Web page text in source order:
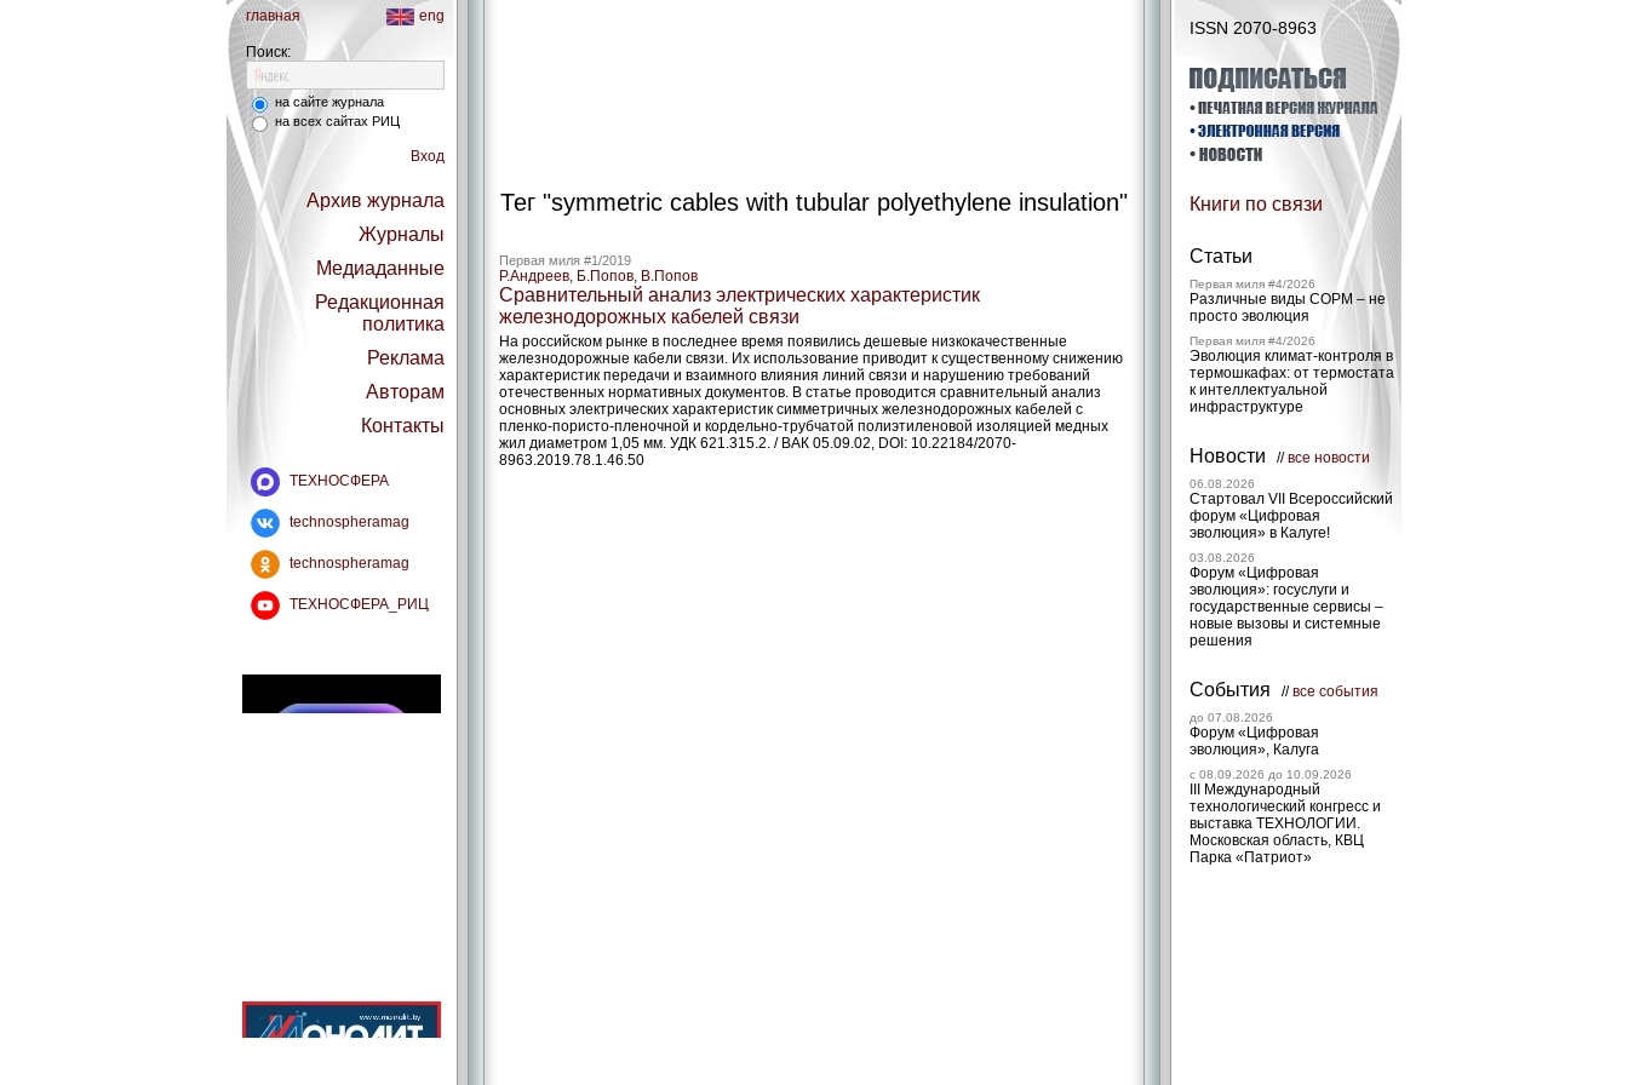
главная eng
Поиск:
на сайте журнала
на всех сайтах РИЦ
Вход
Архив журнала
Журналы
Медиаданные
Редакционная
политика
Реклама
Авторам
Контакты
ТЕХНОСФЕРА
technospheramag
technospheramag
ТЕХНОСФЕРА_РИЦ
ISSN 2070-8963
Книги по связи
Статьи
Первая миля #4/2026
Различные виды СОРМ – не
просто эволюция
Первая миля #4/2026
Эволюция климат-контроля в
термошкафах: от термостата
к интеллектуальной
инфраструктуре
Новости //все новости
06.08.2026
Стартовал VII Всероссийский
форум «Цифровая
эволюция» в Калуге!
03.08.2026
Форум «Цифровая
эволюция»: госуслуги и
государственные сервисы –
новые вызовы и системные
решения
События //все события
до 07.08.2026
Форум «Цифровая
эволюция», Калуга
c 08.09.2026 до 10.09.2026
III Международный
технологический конгресс и
выставка ТЕХНОЛОГИИ.
Московская область, КВЦ
Парка «Патриот»
Тег "symmetric cables with tubular polyethylene insulation"
Первая миля #1/2019
Р.Андреев, Б.Попов, В.Попов
Сравнительный анализ электрических характеристик
железнодорожных кабелей связи
На российском рынке в последнее время появились дешевые низкокачественные
железнодорожные кабели связи. Их использование приводит к существенному снижению
характеристик передачи и взаимного влияния линий связи и нарушению требований
отечественных нормативных документов. В статье проводится сравнительный анализ
основных электрических характеристик симметричных железнодорожных кабелей с
пленко-пористо-пленочной и кордельно-трубчатой полиэтиленовой изоляцией медных
жил диаметром 1,05 мм. УДК 621.315.2. / ВАК 05.09.02, DOI: 10.22184/2070-
8963.2019.78.1.46.50